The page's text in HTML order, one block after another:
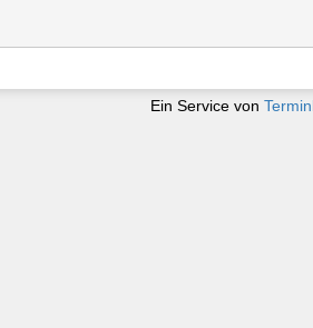
Ein Service von